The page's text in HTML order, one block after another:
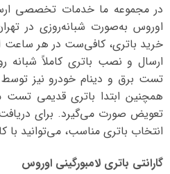
در مجموعه ما خدمات تخصصی
اوروس به‌صورت شبانه‌روزی در
خرید باتری، کافی‌ست در هر ساعت
ارسال و نصب باتری کاملاً شبانه
تست برق و دینام خودرو نیز
همچنین ابتدا باتری قدیمی
تعویض صورت می‌گیرد. برای
انتخاب باتری مناسب، می‌توانید با
گارانتی باتری لامبورگینی اوروس